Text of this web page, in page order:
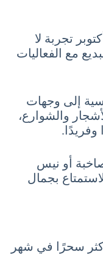
تجربة لا
مع الفعاليات
إلى وجهات
والشوارع،
أو نيس
بجمال
سحرًا في شهر